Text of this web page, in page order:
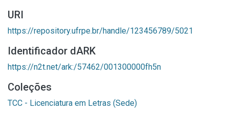
URI
https://repository.ufrpe.br/handle/123456789/5021
Identificador dARK
https://n2t.net/ark:/57462/001300000fh5n
Coleções
TCC - Licenciatura em Letras (Sede)